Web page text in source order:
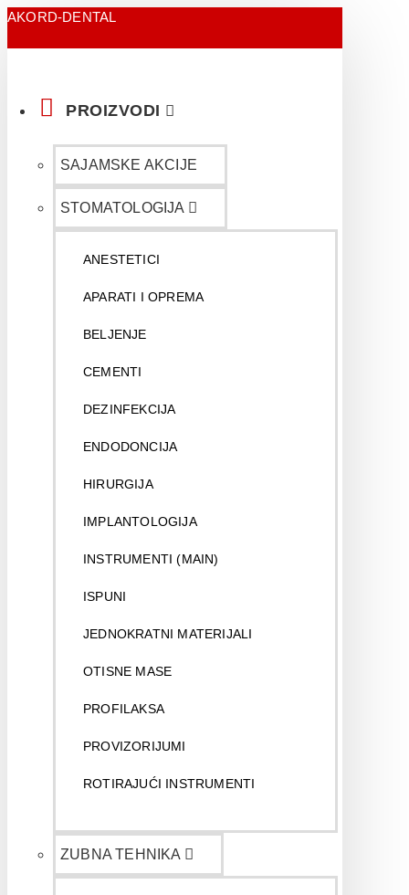
AKORD-DENTAL
PROIZVODI
SAJAMSKE AKCIJE
STOMATOLOGIJA
ANESTETICI
APARATI I OPREMA
BELJENJE
CEMENTI
DEZINFEKCIJA
ENDODONCIJA
HIRURGIJA
IMPLANTOLOGIJA
INSTRUMENTI (MAIN)
ISPUNI
JEDNOKRATNI MATERIJALI
OTISNE MASE
PROFILAKSA
PROVIZORIJUMI
ROTIRAJUĆI INSTRUMENTI
ZUBNA TEHNIKA